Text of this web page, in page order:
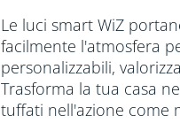
Le luci smart WiZ
facilmente l'atmosfera
personalizzabili,
Trasforma la tua casa
tuffati nell'azione come